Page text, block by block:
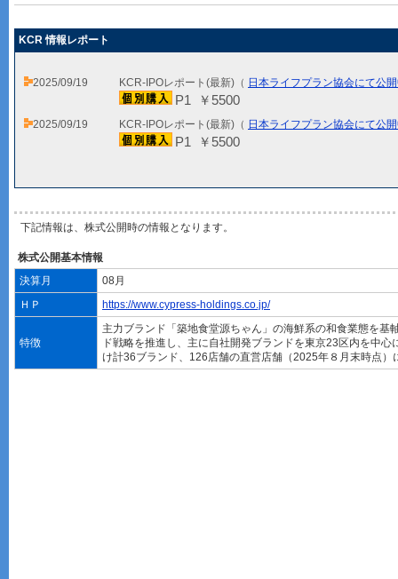
KCR 情報レポート
2025/09/19 KCR-IPOレポート(最新)（ 日本ライフプラン協会にて公
P1 ￥5500
2025/09/19 KCR-IPOレポート(最新)（ 日本ライフプラン協会にて公
P1 ￥5500
下記情報は、株式公開時の情報となります。
株式公開基本情報
決算月
08月
ＨＰ
https://www.cypress-holdings.co.jp/
特徴
主力ブランド「築地食堂源ちゃん」の海鮮系の和食業態を基
ド戦略を推進し、主に自社開発ブランドを東京23区内を中心
け計36ブランド、126店舗の直営店舗（2025年８月末時点）